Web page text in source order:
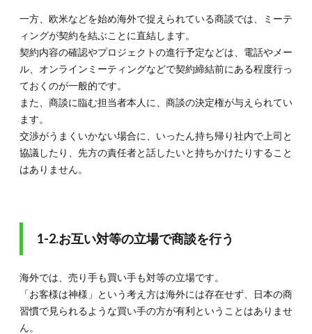
3.海
外企
業と
の商
談に
臨む
とき
のマ
ナー
5つ
3.1.
おく
3-2.名
刺より
コミュ
ニケー
一方、欧米などを始め海外で捉えられている商談では、ミーテ
ィングが契約を結ぶことに直結します。
契約内容の確認やプロジェクトの進行予定などは、電話やメー
ル、オンラインミーティングなどで契約締結前にある程度行っ
ておくのが一般的です。
また、商談に臨む担当者本人に、商談の決定権が与えられてい
ます。
交渉がうまくいかない場合に、いったん持ち帰り社内で上司と
協議したり、先方の責任者と話したいと持ちかけたりすること
はありません。
1-2.お互い対等の立場で商談を行う
海外では、売り手も買い手も対等の立場です。
「お客様は神様」という考え方は海外には存在せず、日本の商
習慣で見られるような買い手の方が有利ということはありませ
ん。